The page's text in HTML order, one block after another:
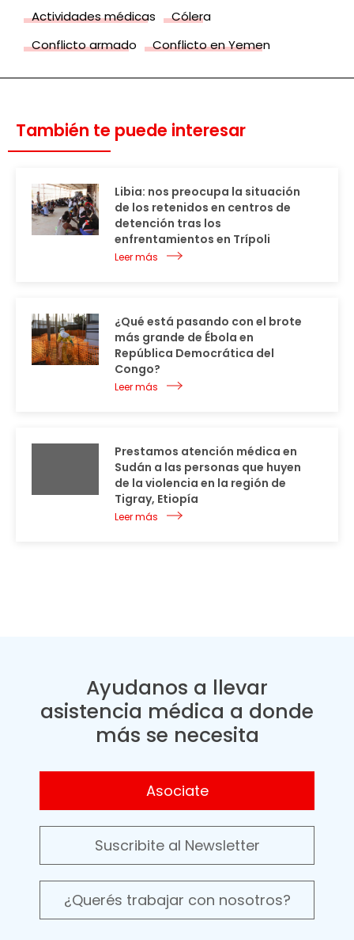
Actividades médicas
Cólera
Conflicto armado
Conflicto en Yemen
También te puede interesar
Libia: nos preocupa la situación
de los retenidos en centros de
detención tras los
enfrentamientos en Trípoli
Leer más
¿Qué está pasando con el brote
más grande de Ébola en
República Democrática del
Congo?
Leer más
Prestamos atención médica en
Sudán a las personas que huyen
de la violencia en la región de
Tigray, Etiopía
Leer más
Ayudanos a llevar
asistencia médica a donde
más se necesita
Asociate
Suscribite al Newsletter
¿Querés trabajar con nosotros?